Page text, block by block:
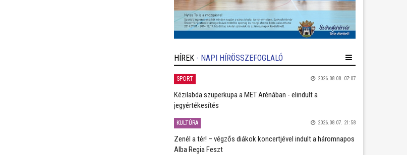
HÍREK - NAPI HÍRÖSSZEFOGLALÓ
SPORT 2026.08.08. 07:07
Kézilabda szuperkupa a MET Arénában - elindult a
jegyértékesítés
KULTÚRA 2026.08.07. 21:58
Zenél a tér! – végzős diákok koncertjével indult a háromnapos
Alba Regia Feszt